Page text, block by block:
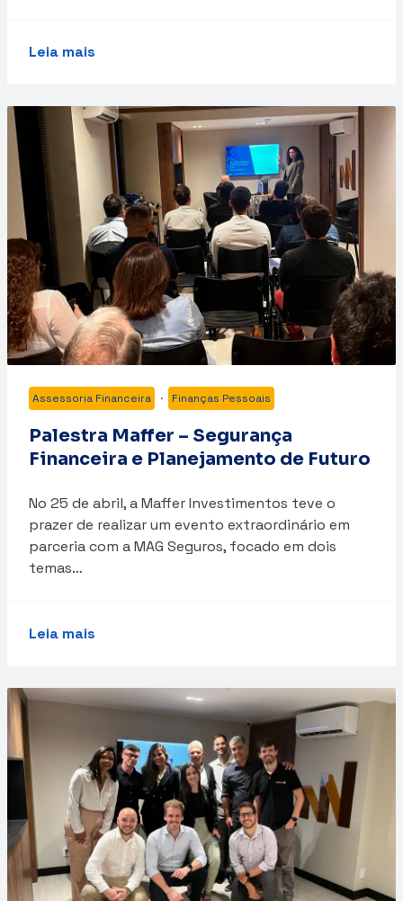
Leia mais
Assessoria Financeira · Finanças Pessoais
Palestra Maffer – Segurança
Financeira e Planejamento de Futuro
No 25 de abril, a Maffer Investimentos teve o
prazer de realizar um evento extraordinário em
parceria com a MAG Seguros, focado em dois
temas…
Leia mais